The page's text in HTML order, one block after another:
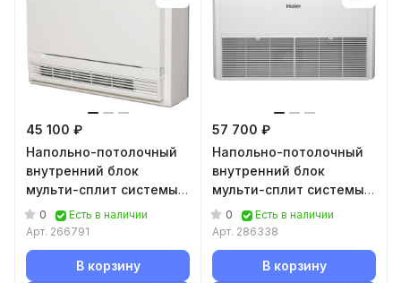
45 100 ₽
Напольно-потолочный
внутренний блок
мульти-сплит системы
Aeronik Multizone ASI-
18COHMZK(GEH18AA-
0
Есть в наличии
Арт. 266791
В корзину
57 700 ₽
Напольно-потолочный
внутренний блок
мульти-сплит системы
Haier AC35S2SG2FA
0
Есть в наличии
Арт. 286338
В корзину